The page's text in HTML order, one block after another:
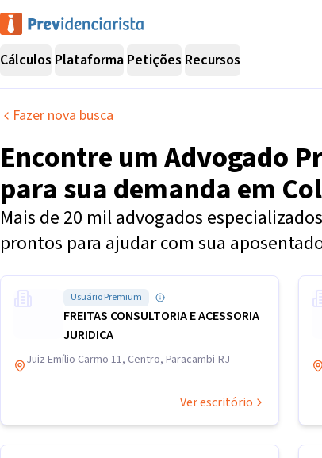
Cálculos Plataforma Petições Recursos
Fazer nova busca
Encontre umAdvogado
para sua demanda em
Mais de 20 mil advogados
prontos para ajudar com sua
Usuário Premium
FREITAS CONSULTORIA E ACESSORIA
JURIDICA
Juiz Emílio Carmo 11, Centro, Paracambi-RJ
Ver escritório